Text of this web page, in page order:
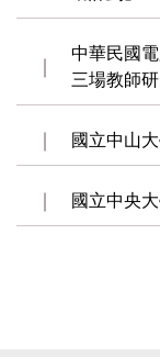
中華民國
三場教師
國立中山
國立中央